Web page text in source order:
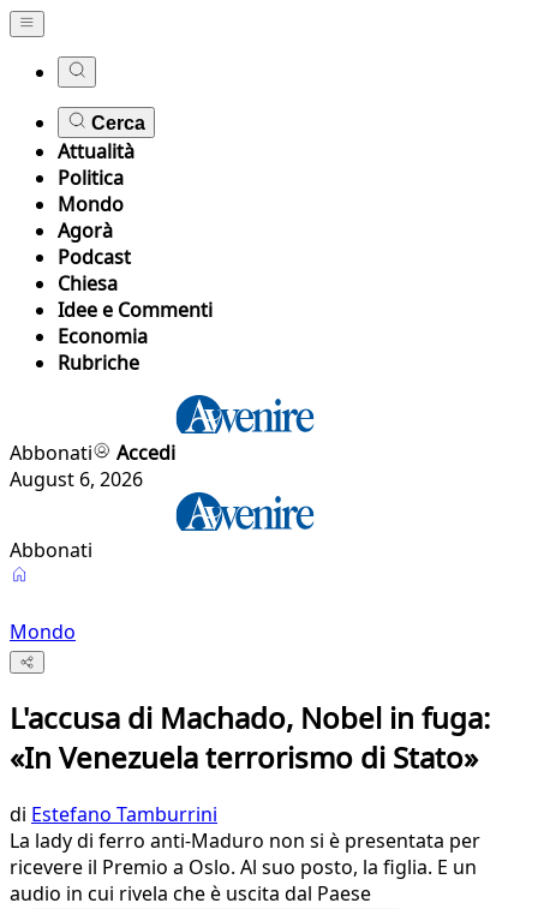
Cerca
Attualità
Politica
Mondo
Agorà
Podcast
Chiesa
Idee e Commenti
Economia
Rubriche
Abbonati
Accedi
August 6, 2026
Abbonati
Mondo
L'accusa di Machado, Nobel in fuga:
«In Venezuela terrorismo di Stato»
di Estefano Tamburrini
La lady di ferro anti-Maduro non si è presentata per
ricevere il Premio a Oslo. Al suo posto, la figlia. E un
audio in cui rivela che è uscita dal Paese